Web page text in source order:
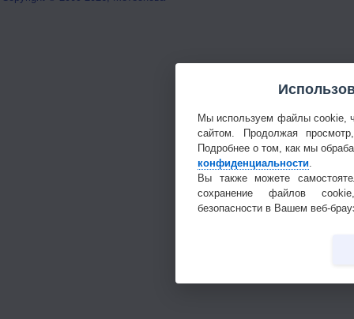
Мы используем файлы cookie,
сайтом. Продолжая
Подробнее о том, как мы
конфиденциальности
Вы также можете
сохранение файлов
безопасности в Вашем веб-